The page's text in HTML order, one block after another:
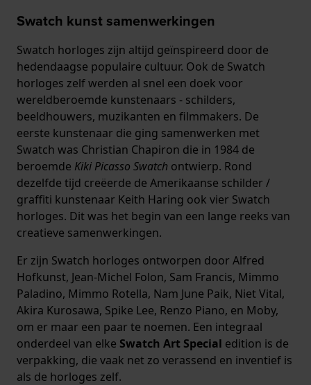
Swatch kunst samenwerkingen
Swatch horloges zijn altijd geïnspireerd door de
hedendaagse populaire cultuur. Ook de Swatch
horloges zelf werden al snel een doek voor
wereldberoemde kunstenaars - schilders,
beeldhouwers, muzikanten en filmmakers. De
eerste kunstenaar die ging samenwerken met
Swatch was Christian Chapiron die in 1984 de
beroemde Kiki Picasso Swatch ontwierp. Rond
dezelfde tijd creëerde de Amerikaanse schilder /
graffiti kunstenaar Keith Haring ook vier Swatch
horloges. Dit was het begin van een lange reeks van
creatieve samenwerkingen.
Er zijn Swatch horloges ontworpen door Alfred
Hofkunst, Jean-Michel Folon, Sam Francis, Mimmo
Paladino, Mimmo Rotella, Nam June Paik, Niet Vital,
Akira Kurosawa, Spike Lee, Renzo Piano, en Moby,
om er maar een paar te noemen. Een integraal
onderdeel van elke Swatch Art Special edition is de
verpakking, die vaak net zo verassend en inventief is
als de horloges zelf.